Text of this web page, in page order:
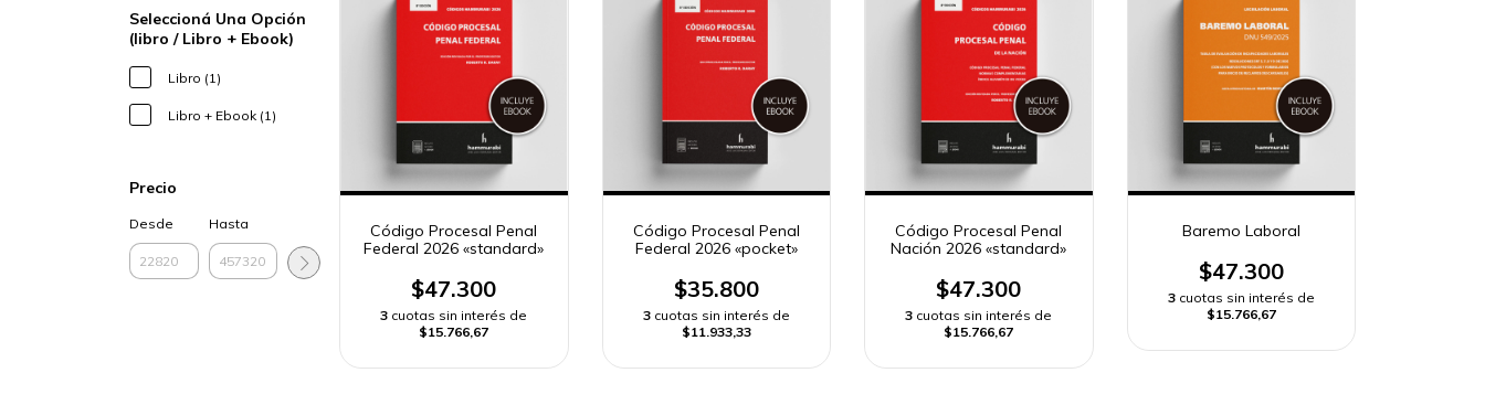
Seleccioná Una Opción
(libro / Libro + Ebook)
Libro (1)
Libro + Ebook (1)
Precio
Desde Hasta
Código Procesal Penal
Federal 2026 «standard»
$47.300
3 cuotas sin interés de
$15.766,67
Código Procesal Penal
Federal 2026 «pocket»
$35.800
3 cuotas sin interés de
$11.933,33
Código Procesal Penal
Nación 2026 «standard»
$47.300
3 cuotas sin interés de
$15.766,67
Baremo Laboral
$47.300
3 cuotas sin interés de
$15.766,67